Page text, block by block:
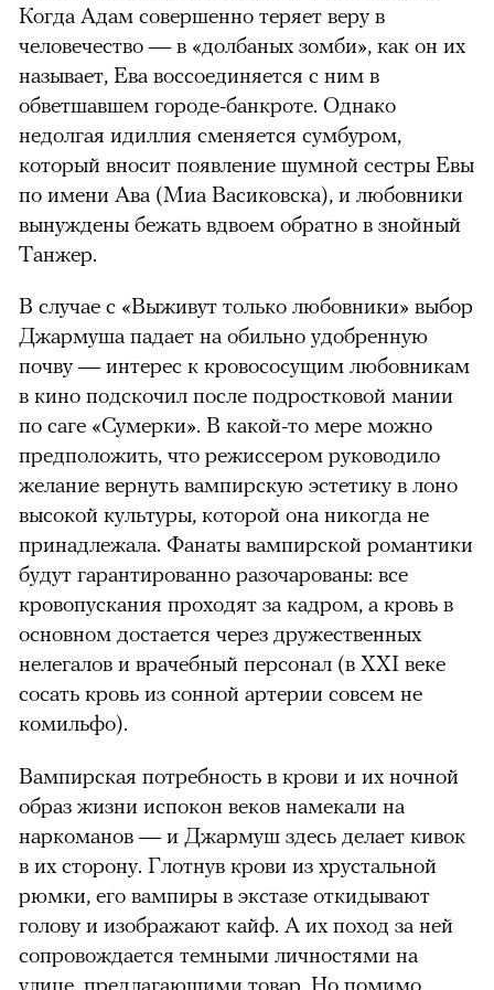
Когда Адам совершенно теряет веру в
человечество — в «долбаных зомби», как он их
называет, Ева воссоединяется с ним в
обветшавшем городе-банкроте. Однако
недолгая идиллия сменяется сумбуром,
который вносит появление шумной сестры Евы
по имени Ава (Миа Васиковска), и любовники
вынуждены бежать вдвоем обратно в знойный
Танжер.
В случае с «Выживут только любовники» выбор
Джармуша падает на обильно удобренную
почву — интерес к кровососущим любовникам
в кино подскочил после подростковой мании
по саге «Сумерки». В какой-то мере можно
предположить, что режиссером руководило
желание вернуть вампирскую эстетику в лоно
высокой культуры, которой она никогда не
принадлежала. Фанаты вампирской романтики
будут гарантированно разочарованы: все
кровопускания проходят за кадром, а кровь в
основном достается через дружественных
нелегалов и врачебный персонал (в XXI веке
сосать кровь из сонной артерии совсем не
комильфо).
Вампирская потребность в крови и их ночной
образ жизни испокон веков намекали на
наркоманов — и Джармуш здесь делает кивок
в их сторону. Глотнув крови из хрустальной
рюмки, его вампиры в экстазе откидывают
голову и изображают кайф. А их поход за ней
сопровождается темными личностями на
улице, предлагающими товар. Но помимо